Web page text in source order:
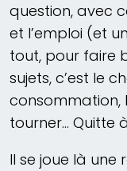
question, avec
et l’emploi (et
tout, pour faire
sujets, c’est le
consommation,
tourner… Quitte
Il se joue là une